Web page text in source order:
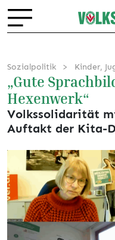
Sozialpolitik Kinder,
„Gute
Hexenwerk“
Volkssolidarität
Auftakt der Kita-